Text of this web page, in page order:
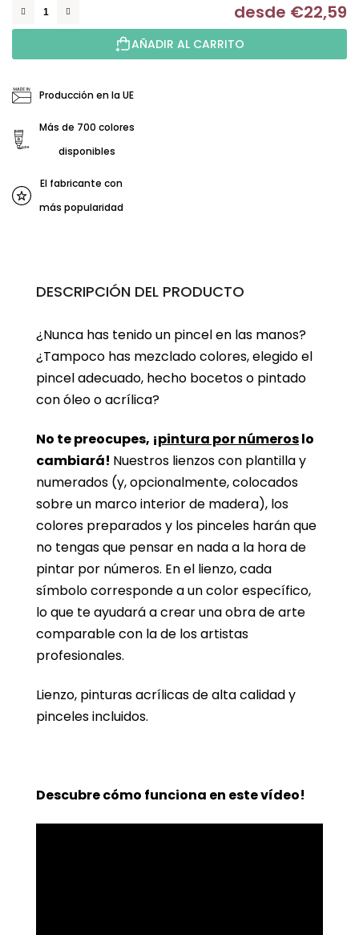
desde €22,59
AÑADIR AL CARRITO
Producción en la UE
Más de 700 colores
disponibles
El fabricante con
más popularidad
DESCRIPCIÓN DEL PRODUCTO
¿Nunca has tenido un pincel en las manos?
¿Tampoco has mezclado colores, elegido el
pincel adecuado, hecho bocetos o pintado
con óleo o acrílica?
No te preocupes, ¡pintura por númeroslo
cambiará! Nuestros lienzos con plantilla y
numerados (y, opcionalmente, colocados
sobre un marco interior de madera), los
colores preparados y los pinceles harán que
no tengas que pensar en nada a la hora de
pintar por números. En el lienzo, cada
símbolo corresponde a un color específico,
lo que te ayudará a crear una obra de arte
comparable con la de los artistas
profesionales.
Lienzo, pinturas acrílicas de alta calidad y
pinceles incluidos.
Descubre cómo funciona en este vídeo!